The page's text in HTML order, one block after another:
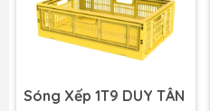
Sóng Xếp 1T9 DUY TÂN